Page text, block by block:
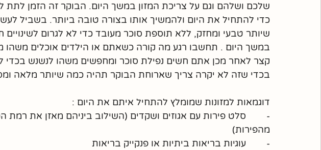
שלכם ושלהם וגם על צריכת המזון במשך היום. הבוקר זה הזמן לתת
כדי להתחיל את היום ולהמשיך אותו בצורה טובה ביותר. בשביל
שיותר טבעי ומחזק, ללא תוספת סוכר מעובד כדי לא לגרום
במשך היום . תחשבו רגע מה קורה כשאתם או הילדים אוכלים משהו
קצר לאחר מכן אתם חשים נפילת סוכר ומחפשים משהו לנשנש בכדי
בכדי שזה לא יקרה צריך שארוחת הבוקר תהיה כמה שיותר מלאה
דוגמאות למזונות שמומלץ להתחיל איתם את היום :
-        סלט פירות עם אגוזים ושקדים (השילוב ביניהם מאזן את רמת
מהפירות)
-        עוגיות בריאות ביתיות או פנקייק בריאות